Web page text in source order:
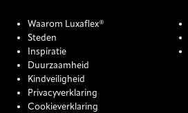
Waarom Luxaflex®
Steden
Inspiratie
Duurzaamheid
Kindveiligheid
Privacyverklaring
Cookieverklaring